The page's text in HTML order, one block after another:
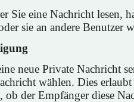
Sie eine Nachricht lesen,
sie an andere Benutzer
neue Private Nachricht
wählen. Dies
ob der Empfänger diese